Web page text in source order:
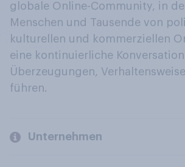
globale Online-Community, in
Menschen und Tausende von
kulturellen und kommerziellen
eine kontinuierliche
Überzeugungen,
führen.
Unternehmen